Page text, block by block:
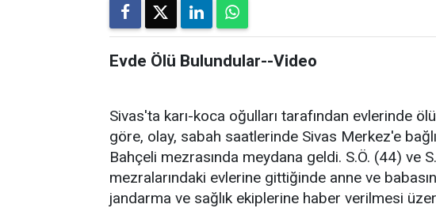
Evde Ölü Bulundular--Video
Sivas'ta karı-koca oğulları tarafından evlerinde
göre, olay, sabah saatlerinde Sivas Merkez'e
Bahçeli mezrasında meydana geldi. S.Ö. (44) ve
mezralarındaki evlerine gittiğinde anne ve
jandarma ve sağlık ekiplerine haber verilmesi